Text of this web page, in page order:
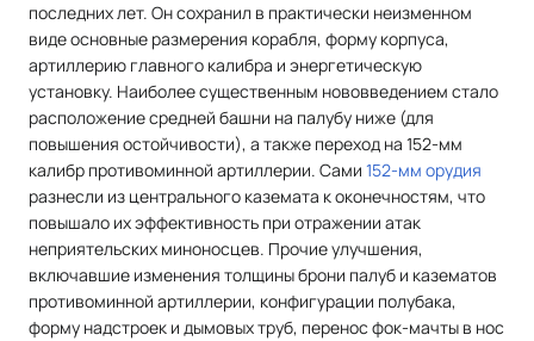
последних лет. Он сохранил в практически неизменном
виде основные размерения корабля, форму корпуса,
артиллерию главного калибра и энергетическую
установку. Наиболее существенным нововведением стало
расположение средней башни на палубу ниже (для
повышения остойчивости), а также переход на 152-мм
калибр противоминной артиллерии. Сами 152-мм орудия
разнесли из центрального каземата к оконечностям, что
повышало их эффективность при отражении атак
неприятельских миноносцев. Прочие улучшения,
включавшие изменения толщины брони палуб и казематов
противоминной артиллерии, конфигурации полубака,
форму надстроек и дымовых труб, перенос фок-мачты в нос